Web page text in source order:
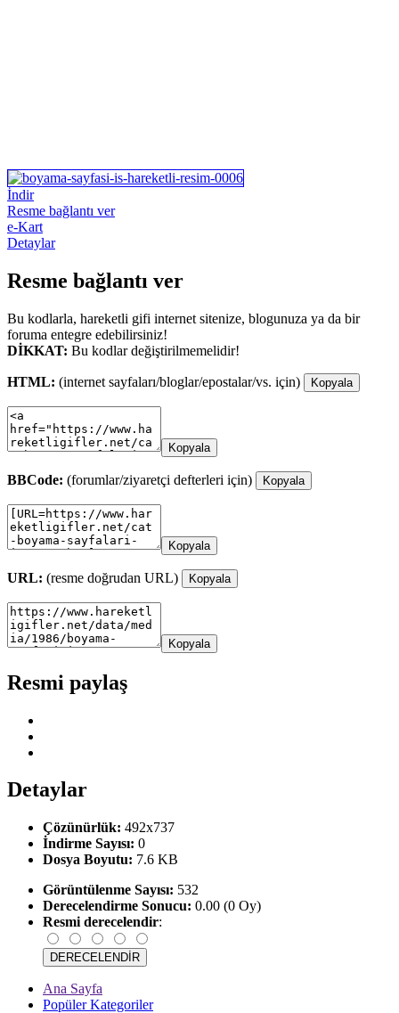
İndir
Resme bağlantı ver
e-Kart
Detaylar
Resme bağlantı ver
Bu kodlarla, hareketli gifi internet sitenize, blogunuza ya da bir
foruma entegre edebilirsiniz!
DİKKAT: Bu kodlar değiştirilmemelidir!
HTML: (internet sayfaları/bloglar/epostalar/vs. için) Kopyala
Kopyala
BBCode: (forumlar/ziyaretçi defterleri için) Kopyala
Kopyala
URL: (resme doğrudan URL) Kopyala
Kopyala
Resmi paylaş
Detaylar
Çözünürlük: 492x737
İndirme Sayısı: 0
Dosya Boyutu: 7.6 KB
Görüntülenme Sayısı: 532
Derecelendirme Sonucu: 0.00 (0 Oy)
Resmi derecelendir:
Ana Sayfa
Popüler Kategoriler